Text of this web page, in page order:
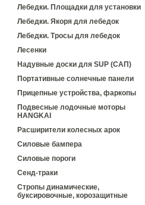
Лебедки. Площадки для установки
Лебедки. Якоря для лебедок
Лебедки. Тросы для лебедок
Лесенки
Надувные доски для SUP (САП)
Портативные солнечные панели
Прицепные устройства, фаркопы
Подвесные лодочные моторы
HANGKAI
Расширители колесных арок
Силовые бампера
Силовые пороги
Сенд-траки
Стропы динамические,
буксировочные, корозащитные